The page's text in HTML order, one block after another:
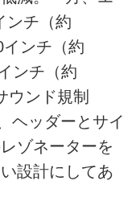
ンチ（約
ンチ（約
ンチ（約
ウンド規制
ヘッダーとサイ
ゾネーターを
設計にしてあ